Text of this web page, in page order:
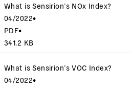
What is Sensirion’s NOx Index?
04/2022•
PDF•
341.2 KB
What is Sensirion’s VOC Index?
04/2022•